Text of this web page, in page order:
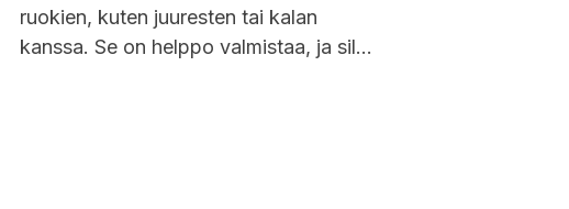
ruokien, kuten juuresten tai kalan
kanssa. Se on helppo valmistaa, ja sillä